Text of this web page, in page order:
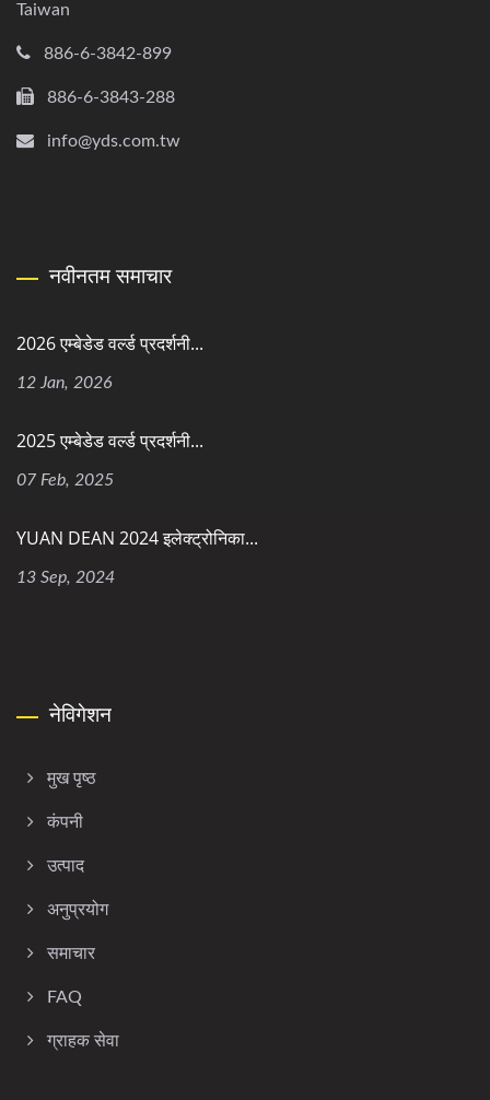
Taiwan
886-6-3842-899
886-6-3843-288
info@yds.com.tw
नवीनतम समाचार
2026 एम्बेडेड वर्ल्ड प्रदर्शनी...
12 Jan, 2026
2025 एम्बेडेड वर्ल्ड प्रदर्शनी...
07 Feb, 2025
YUAN DEAN 2024 इलेक्ट्रोनिका...
13 Sep, 2024
नेविगेशन
मुख पृष्ठ
कंपनी
उत्पाद
अनुप्रयोग
समाचार
FAQ
ग्राहक सेवा